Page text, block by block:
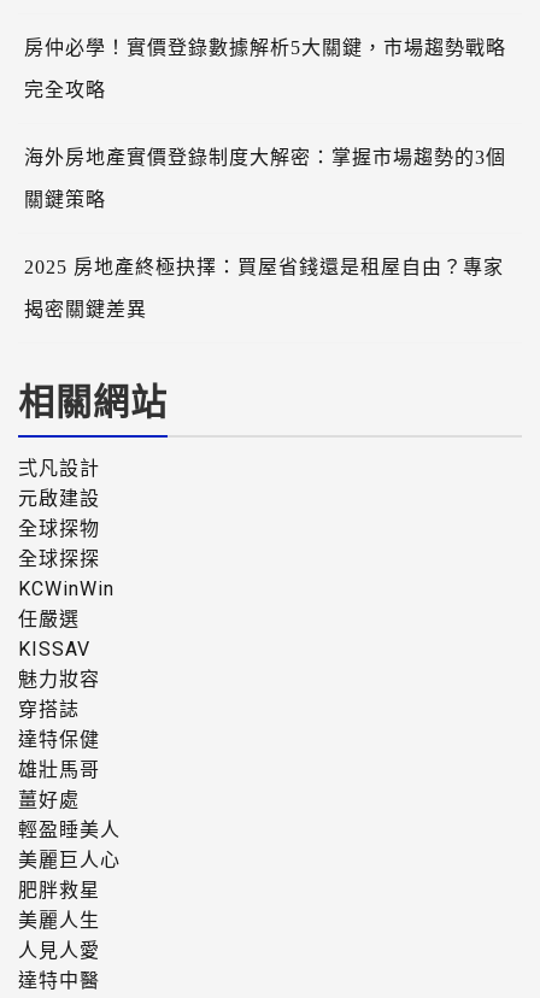
房仲必學！實價登錄數據解析5大關鍵，市場趨勢戰略
完全攻略
海外房地產實價登錄制度大解密：掌握市場趨勢的3個
關鍵策略
2025 房地產終極抉擇：買屋省錢還是租屋自由？專家
揭密關鍵差異
相關網站
弍凡設計
元啟建設
全球探物
全球探探
KCWinWin
任嚴選
KISSAV
魅力妝容
穿搭誌
達特保健
雄壯馬哥
薑好處
輕盈睡美人
美麗巨人心
肥胖救星
美麗人生
人見人愛
達特中醫